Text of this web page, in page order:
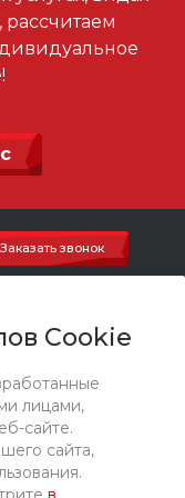
Cookie
лицами,
сайте.
сайта,
рассчитаем
Заказать звонок